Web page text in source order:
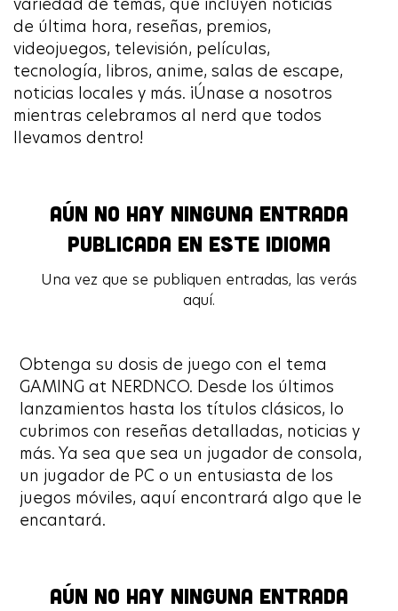
Aún no hay ninguna entrada
publicada en este idioma
Una vez que se publiquen entradas, las verás
aquí.
de última hora, reseñas, premios,
videojuegos, televisión, películas,
tecnología, libros, anime, salas de escape,
noticias locales y más. ¡Únase a nosotros
mientras celebramos al nerd que todos
llevamos dentro!
Obtenga su dosis de juego con el tema
GAMING at NERDNCO. Desde los últimos
lanzamientos hasta los títulos clásicos, lo
cubrimos con reseñas detalladas, noticias y
más. Ya sea que sea un jugador de consola,
un jugador de PC o un entusiasta de los
juegos móviles, aquí encontrará algo que le
encantará.
Aún no hay ninguna entrada
Aún no hay ninguna entrada